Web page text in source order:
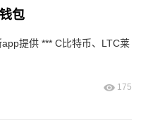
包
提供 *** C比特币、LTC莱
175